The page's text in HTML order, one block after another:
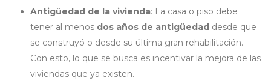
Antigüedad de la vivienda: La casa o piso debe
tener al menos dos años de antigüedad desde que
se construyó o desde su última gran rehabilitación.
Con esto, lo que se busca es incentivar la mejora de las
viviendas que ya existen.